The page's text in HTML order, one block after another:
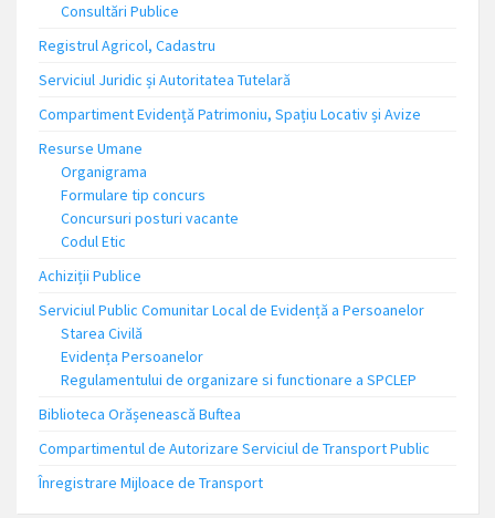
Consultări Publice
Registrul Agricol, Cadastru
Serviciul Juridic și Autoritatea Tutelară
Compartiment Evidență Patrimoniu, Spațiu Locativ și Avize
Resurse Umane
Organigrama
Formulare tip concurs
Concursuri posturi vacante
Codul Etic
Achiziții Publice
Serviciul Public Comunitar Local de Evidență a Persoanelor
Starea Civilă
Evidența Persoanelor
Regulamentului de organizare si functionare a SPCLEP
Biblioteca Orășenească Buftea
Compartimentul de Autorizare Serviciul de Transport Public
Înregistrare Mijloace de Transport